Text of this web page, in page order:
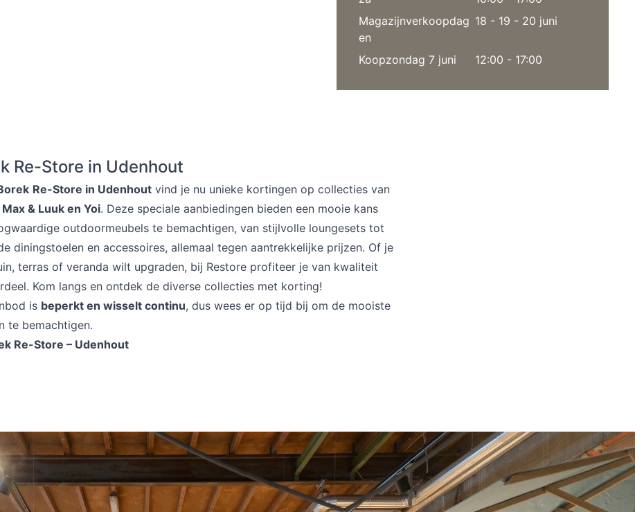
Magazijnverkoopdag
en
18 - 19 - 20 juni
Koopzondag 7 juni 12:00 - 17:00
Re-Store in Udenhout
Re-Store in Udenhoutvind je nu unieke kortingen op collecties van
& Luuk en Yoi. Deze speciale aanbiedingen bieden een mooie kans
outdoormeubels te bemachtigen, van stijlvolle loungesets tot
diningstoelen en accessoires, allemaal tegen aantrekkelijke prijzen. Of je
terras of veranda wilt upgraden, bij Restore profiteer je van kwaliteit
Kom langs en ontdek de diverse collecties met korting!
is beperkt en wisselt continu, dus wees er op tijd bij om de mooiste
te bemachtigen.
Re-Store – Udenhout